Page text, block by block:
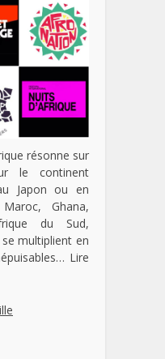
résonne sur
le continent
Japon ou en
Ghana,
du Sud,
multiplient en
Lire